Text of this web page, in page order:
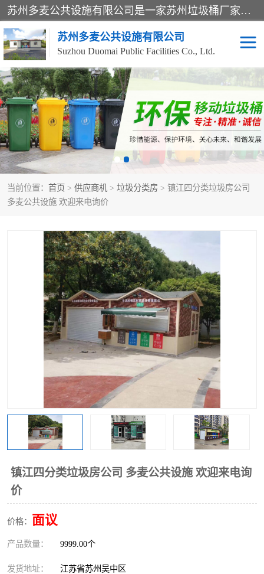
苏州多麦公共设施有限公司是一家苏州垃圾桶厂家，主营：塑料垃圾桶、分类果皮箱、户外园林椅、保安岗亭等产品厂家。全国统一热线电话：17105580222。公司组建完善的团队。设计人员，能根据客户要求，提供适合的设计方案，来满足客户的需求。
苏州多麦公共设施有限公司
Suzhou Duomai Public Facilities Co., Ltd.
当前位置： 首页 > 供应商机 > 垃圾分类房 > 镇江四分类垃圾房公司
多麦公共设施 欢迎来电询价
镇江四分类垃圾房公司 多麦公共设施 欢迎来电询
价
价格： 面议
产品数量： 9999.00个
发货地址： 江苏省苏州吴中区
办公室脚踩垃圾桶 保安岗亭
分类果皮箱 公园椅
垃圾分类房 塑料垃圾桶
防疫岗亭 吸烟岗亭